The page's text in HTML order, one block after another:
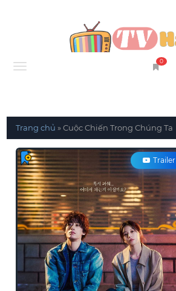
Menu
0
Trang chủ »Cuộc Chiến Trong Chúng Ta
Trailer